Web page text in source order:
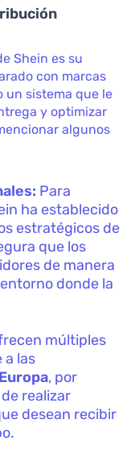
Shein es su
con marcas
un sistema que le
y optimizar
algunos
Para
ha establecido
estratégicos de
que los
de manera
donde la
múltiples
a las
Europa, por
realizar
desean recibir